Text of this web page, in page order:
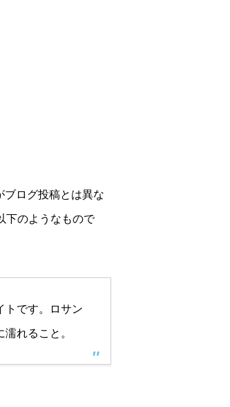
ブログ投稿とは異な
下のようなもので
トです。ロサン
れること。